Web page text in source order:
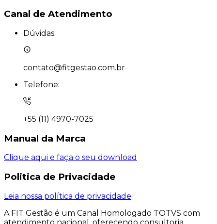
Canal de Atendimento
Dúvidas:
contato@fitgestao.com.br
Telefone:
+55 (11) 4970-7025
Manual da Marca
Clique aqui e faça o seu download
Politica de Privacidade
Leia nossa política de privacidade
A FIT Gestão é um Canal Homologado TOTVS com